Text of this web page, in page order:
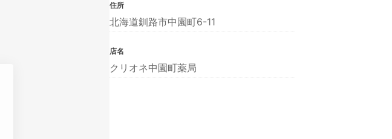
住所
北海道釧路市中園町6-11
店名
クリオネ中園町薬局